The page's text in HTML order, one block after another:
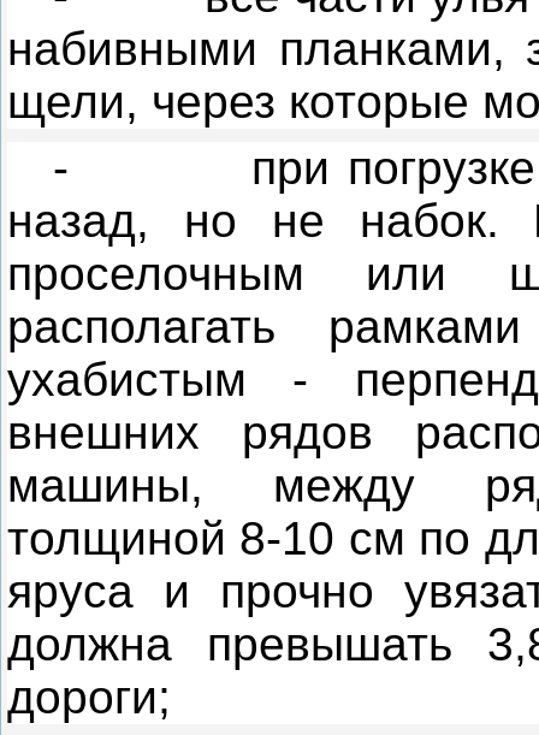
набивными планками,
щели, через которые
-
при
назад, но не набок.
проселочным или
располагать
ухабистым -
внешних рядов
машины, между
толщиной 8-10 см по
яруса и прочно
должна превышать
дороги;